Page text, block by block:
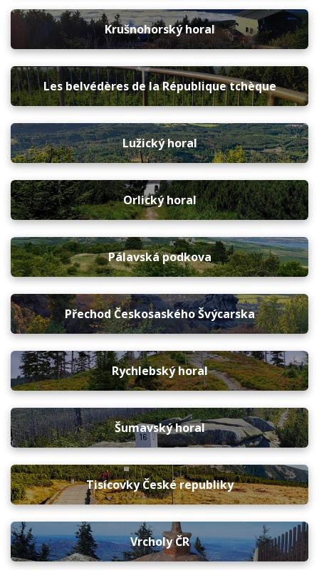
Krušnohorský horal
Les belvédères de la République tchèque
Lužický horal
Orlický horal
Pálavská podkova
Přechod Českosaského Švýcarska
Rychlebský horal
Šumavský horal
Tisícovky České republiky
Vrcholy ČR